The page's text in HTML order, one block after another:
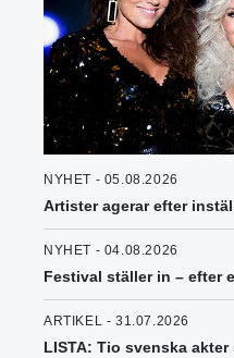
NYHET - 05.08.2026
Artister agerar efter
NYHET - 04.08.2026
Festival ställer in – efter
ARTIKEL - 31.07.2026
LISTA: Tio svenska